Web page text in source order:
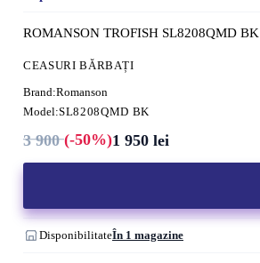
ROMANSON TROFISH SL8208QMD BK
CEASURI BĂRBAȚI
Brand:Romanson
Model:SL8208QMD BK
3 900(-50%)Prețul
900 lei.
1 950 lei
Prețul
DisponibilitateÎn 1 magazine